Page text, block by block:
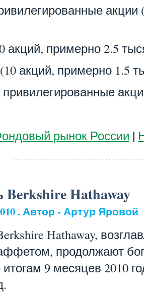
акции
акций, примерно 2.5
акций, примерно 1.5
рынок России |
Hathaway
. Автор - Артур Яровой
Hathaway,
продолжают
9 месяцев 2010